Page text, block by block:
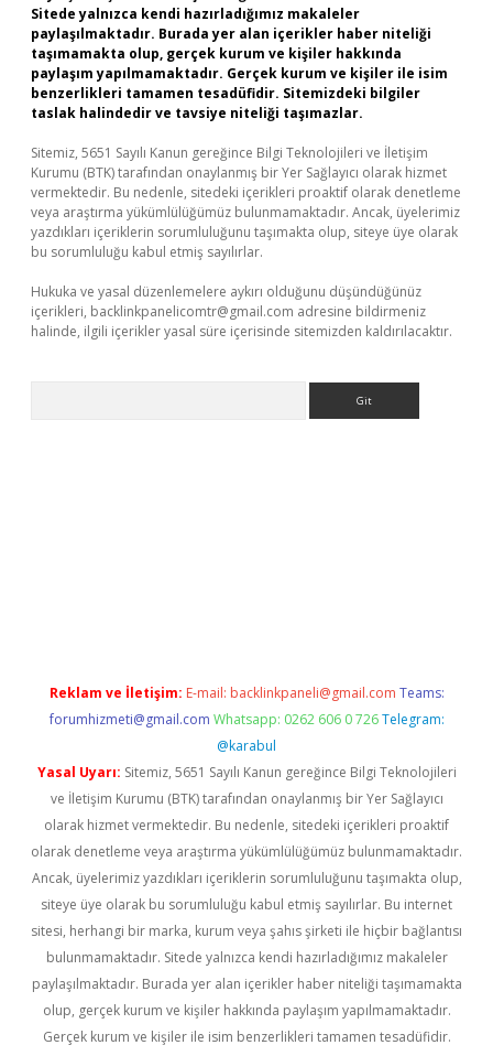
Sitede yalnızca kendi hazırladığımız makaleler
paylaşılmaktadır. Burada yer alan içerikler haber niteliği
taşımamakta olup, gerçek kurum ve kişiler hakkında
paylaşım yapılmamaktadır. Gerçek kurum ve kişiler ile isim
benzerlikleri tamamen tesadüfidir. Sitemizdeki bilgiler
taslak halindedir ve tavsiye niteliği taşımazlar.
Sitemiz, 5651 Sayılı Kanun gereğince Bilgi Teknolojileri ve İletişim
Kurumu (BTK) tarafından onaylanmış bir Yer Sağlayıcı olarak hizmet
vermektedir. Bu nedenle, sitedeki içerikleri proaktif olarak denetleme
veya araştırma yükümlülüğümüz bulunmamaktadır. Ancak, üyelerimiz
yazdıkları içeriklerin sorumluluğunu taşımakta olup, siteye üye olarak
bu sorumluluğu kabul etmiş sayılırlar.
Hukuka ve yasal düzenlemelere aykırı olduğunu düşündüğünüz
içerikleri, backlinkpanelicomtr@gmail.com adresine bildirmeniz
halinde, ilgili içerikler yasal süre içerisinde sitemizden kaldırılacaktır.
Reklam ve İletişim: E-mail: backlinkpaneli@gmail.com Teams:
forumhizmeti@gmail.com Whatsapp: 0262 606 0 726 Telegram:
@karabul
Yasal Uyarı: Sitemiz, 5651 Sayılı Kanun gereğince Bilgi Teknolojileri
ve İletişim Kurumu (BTK) tarafından onaylanmış bir Yer Sağlayıcı
olarak hizmet vermektedir. Bu nedenle, sitedeki içerikleri proaktif
olarak denetleme veya araştırma yükümlülüğümüz bulunmamaktadır.
Ancak, üyelerimiz yazdıkları içeriklerin sorumluluğunu taşımakta olup,
siteye üye olarak bu sorumluluğu kabul etmiş sayılırlar. Bu internet
sitesi, herhangi bir marka, kurum veya şahıs şirketi ile hiçbir bağlantısı
bulunmamaktadır. Sitede yalnızca kendi hazırladığımız makaleler
paylaşılmaktadır. Burada yer alan içerikler haber niteliği taşımamakta
olup, gerçek kurum ve kişiler hakkında paylaşım yapılmamaktadır.
Gerçek kurum ve kişiler ile isim benzerlikleri tamamen tesadüfidir.